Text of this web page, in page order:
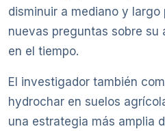
disminuir a mediano y largo
nuevas preguntas sobre su
en el tiempo.
El investigador también
hydrochar en suelos
una estrategia más amplia